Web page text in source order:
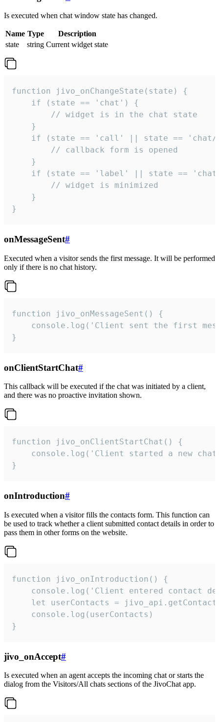
Is executed when chat window state has changed.
Name Type
Description
state
string Current widget state
function jivo_onChangeState(state) {
    if (state == 'chat') {
        // widget is in the chat state
    }
if (state == 'call' || state ==
        // callback form is opened
    }
if (state == 'label' || state ==
        // widget is minimized
    }
}
onMessageSent#
Executed when a visitor sends the first message. It will be performed
only if there is no chat history.
function jivo_onMessageSent() {
console.log('Client sent the first
}
onClientStartChat#
This callback will be executed if the chat was initiated by a client,
and there was no proactive invitation shown.
function jivo_onClientStartChat() {
console.log('Client started a new
}
onIntroduction#
Is executed when a visitor fills the contacts form. This function can
be used to track whether a client submitted contact details in order to
pass them in other forms on the website.
function jivo_onIntroduction() {
console.log('Client entered contact
let userContacts =
    console.log(userContacts)
}
jivo_onAccept#
Is executed when an agent accepts the incoming chat or starts the
dialog from the Visitors/All chats sections of the JivoChat app.